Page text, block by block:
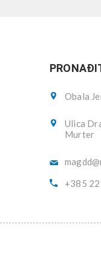
Obala
Ulica
Murter
+385